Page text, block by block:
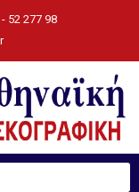
52 277 98